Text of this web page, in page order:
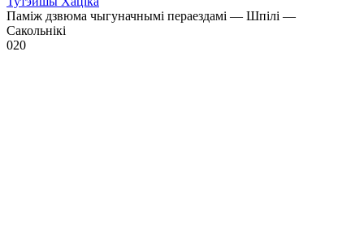
Паміж дзвюма чыгуначнымі пераездамі — Шпілі —
Сакольнікі
020